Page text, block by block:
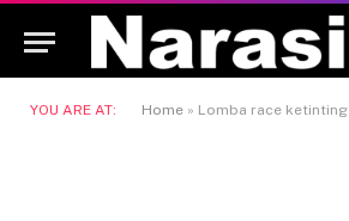
YOU ARE AT: Home » Lomba race ketinting